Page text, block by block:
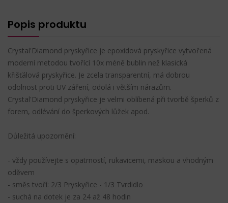
Popis produktu
Crystal'Diamond pryskyřice je epoxidová pryskyřice vytvořená
moderní metodou tvořící 10x méně bublin než klasická
křišťálová pryskyřice. Je zcela transparentní, má dobrou
odolnost proti UV záření, odolá i větším nárazům.
Crystal'Diamond pryskyřice je velmi oblíbená při tvorbě šperků z
forem, odlévání do šperkových lůžek apod.
Důležitá upozornění:
- vždy používejte s opatrností, rukavicemi, maskou a vhodným
oděvem
- směs tvoří: 2/3 Pryskyřice - 1/3 Tvrdidlo
- suchá na dotek je za 24 až 48 hodin